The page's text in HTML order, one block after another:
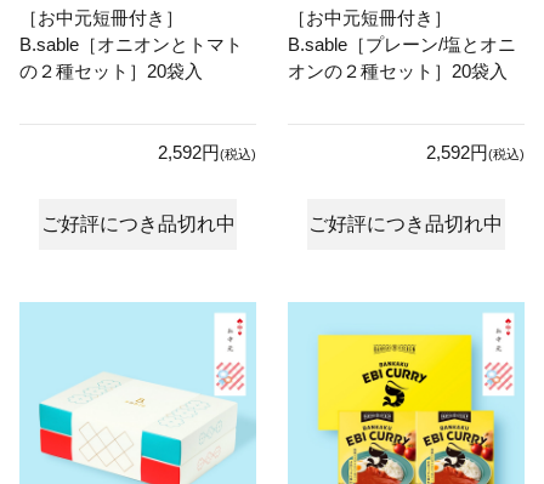
［お中元短冊付き］
B.sable［オニオンとトマト
の２種セット］20袋入
2,592円(税込)
ご好評につき品切れ中
［お中元短冊付き］
B.sable［プレーン/塩とオニ
オンの２種セット］20袋入
2,592円(税込)
ご好評につき品切れ中